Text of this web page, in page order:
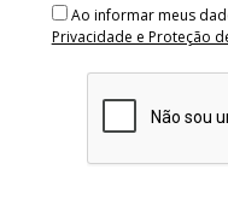
Ao informar meus
Privacidade e Proteção